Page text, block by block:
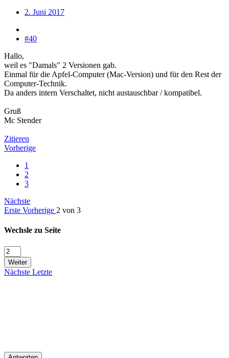
2. Juni 2017
#40
Hallo,
weil es "Damals" 2 Versionen gab.
Einmal für die Apfel-Computer (Mac-Version) und für den Rest der
Computer-Technik.
Da anders intern Verschaltet, nicht austauschbar / kompatibel.
Gruß
Mc Stender
Zitieren
Vorherige
1
2
3
Nächste
Erste Vorherige 2 von 3
Wechsle zu Seite
Weiter
Nächste Letzte